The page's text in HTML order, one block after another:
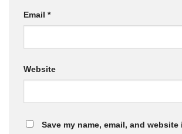
Email *
Website
Save my name, email, and